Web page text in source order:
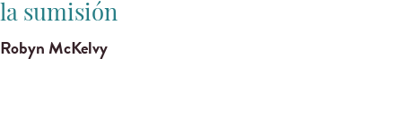
la sumisión
Robyn McKelvy